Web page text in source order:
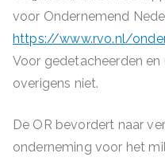
voor Ondernemend
https://www.rvo.nl/
Voor gedetacheerden
overigens niet.
De OR bevordert naar
onderneming voor het